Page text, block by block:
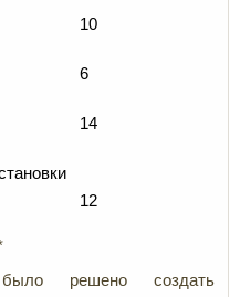
10
6
14
12
решено создать